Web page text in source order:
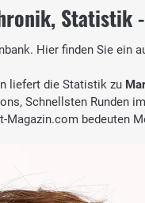
Statistik
Hier finden Sie ein
liefert die Statistik zu
Schnellsten Runden
Magazin.com bedeuten